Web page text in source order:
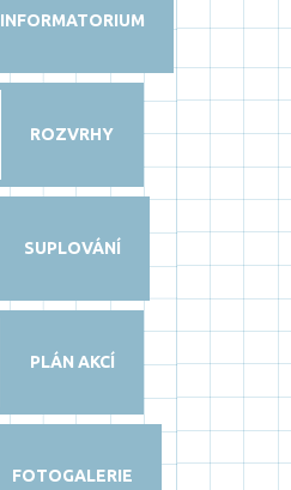
INFORMATORIUM
ROZVRHY
SUPLOVÁNÍ
PLÁN AKCÍ
FOTOGALERIE